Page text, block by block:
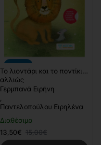
Διαθέσιμο
Το λιοντάρι και το ποντίκι...
αλλιώς
Γερμπανά Ειρήνη
Παντελοπούλου Ειρηλένα
13,50€ 15,00€